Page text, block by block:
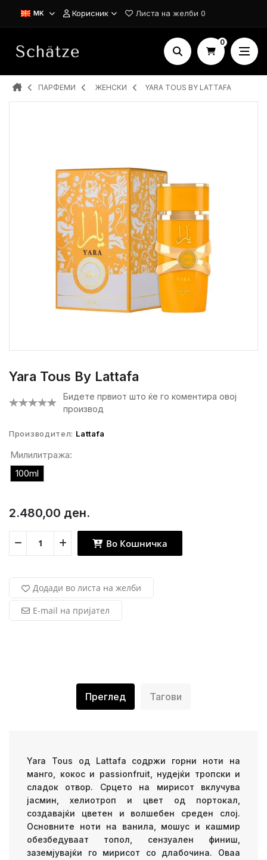
MK Корисник Листа на желби 0
0
ПАРФЕМИ ЖЕНСКИ YARA TOUS BY LATTAFA
Yara Tous By Lattafa
Бидете првиот што ќе го коментира овој
производ
Производител: Lattafa
Милилитража:
100ml
2.480,00 ден.
Во Кошничка
Додади во листа на желби
E-mail на пријател
Преглед Тагови
Yara Tous од Lattafa содржи горни ноти на
манго, кокос и passionfruit, нудејќи тропски и
сладок отвор. Срцето на мирисот вклучува
јасмин, хелиотроп и цвет од портокал,
создавајќи цветен и волшебен среден слој.
Основните ноти на ванила, мошус и кашмир
обезбедуваат топол, сензуален финиш,
заземјувајќи го мирисот со длабочина. Оваа